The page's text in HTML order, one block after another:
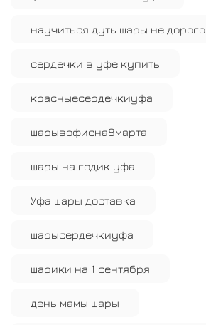
научиться дуть шары не дорого
сердечки в уфе купить
красныесердечкиуфа
шарывофисна8марта
шары на годик уфа
Уфа шары доставка
шарысердечкиуфа
шарики на 1 сентября
день мамы шары